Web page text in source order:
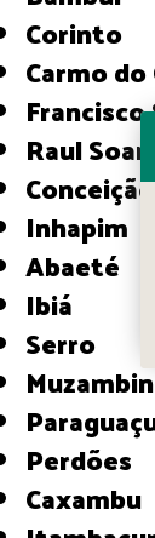
Corinto
Carmo
Francisco
Raul Soares
Inhapim
Abaeté
Ibiá
Serro
Perdões
Caxambu